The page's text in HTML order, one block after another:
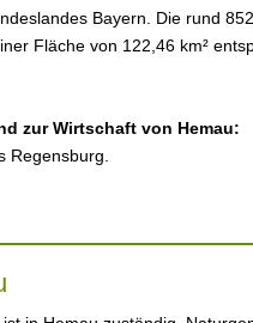
Bayern. Die rund
Fläche von 122,46 km²
zur Wirtschaft von Hemau:
Regensburg.